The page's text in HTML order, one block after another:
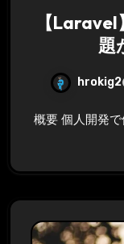
【
題
hrokig2
概要 個人開発で使用している以下スタックで画像を保